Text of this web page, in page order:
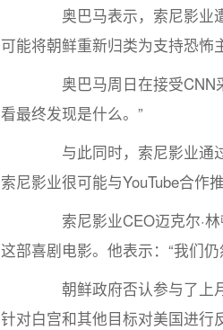
奥巴马表示，索尼影业遭
可能将朝鲜重新归类为支持恐怖
奥巴马周日在接受CNN
看最终发现是什么。”
与此同时，索尼影业通过
索尼影业很可能与YouTube合作
索尼影业CEO迈克尔·林
这部喜剧电影。他表示：“我们
朝鲜政府否认参与了上月
针对白宫和其他目标对美国进行